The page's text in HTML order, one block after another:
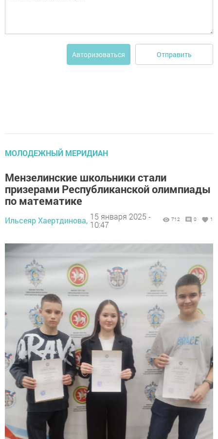
Авторизоваться Отправить
МОЛОДЕЖНЫЙ МЕРИДИАН
Мензелинские школьники стали
призерами Республиканской олимпиады
по математике
Ильсеяр Хаертдинова, 15 января 2025 -
10:47
712 0 1